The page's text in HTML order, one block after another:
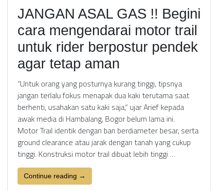
JANGAN ASAL GAS !! Begini
cara mengendarai motor trail
untuk rider berpostur pendek
agar tetap aman
“Untuk orang yang posturnya kurang tinggi, tipsnya
jangan terlalu fokus menapak dua kaki terutama saat
berhenti, usahakan satu kaki saja,” ujar Arief kepada
awak media di Hambalang, Bogor belum lama ini.
Motor Trail identik dengan ban berdiameter besar, serta
ground clearance atau jarak dengan tanah yang cukup
tinggi. Konstruksi motor trail dibuat lebih tinggi …
Continue reading →